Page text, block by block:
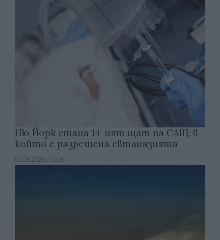
Ню Йорк стана 14-ият щат на САЩ, в
който е разрешена евтаназията
06.08.2026 / 16:00